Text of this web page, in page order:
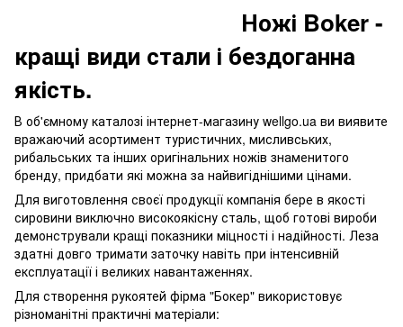
Ножі Boker -
кращі види стали і бездоганна
якість.
В об'ємному каталозі інтернет-магазину wellgo.ua ви виявите
вражаючий асортимент туристичних, мисливських,
рибальських та інших оригінальних ножів знаменитого
бренду, придбати які можна за найвигіднішими цінами.
Для виготовлення своєї продукції компанія бере в якості
сировини виключно високоякісну сталь, щоб готові вироби
демонстрували кращі показники міцності і надійності. Леза
здатні довго тримати заточку навіть при інтенсивній
експлуатації і великих навантаженнях.
Для створення рукоятей фірма "Бокер" використовує
різноманітні практичні матеріали: